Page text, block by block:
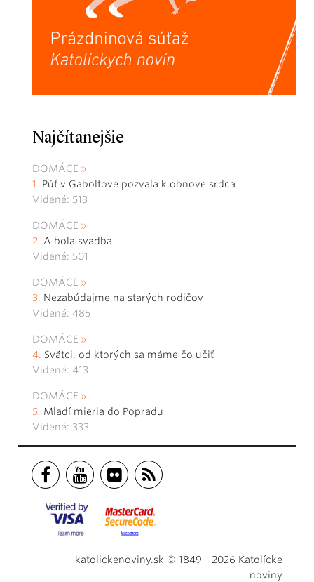
Najčítanejšie
DOMÁCE
Púť v Gaboltove pozvala k obnove srdca
Videné: 513
DOMÁCE
A bola svadba
Videné: 501
DOMÁCE
Nezabúdajme na starých rodičov
Videné: 485
DOMÁCE
Svätci, od ktorých sa máme čo učiť
Videné: 413
DOMÁCE
Mladí mieria do Popradu
Videné: 333
katolickenoviny.sk © 1849 - 2026 Katolícke
noviny